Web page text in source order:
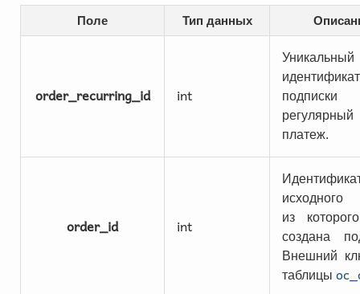
Поле Тип данных
order_recurring_id int
Уникальный
регулярный
платеж.
order_id int
исходного
из
создана
Внешний
таблицы